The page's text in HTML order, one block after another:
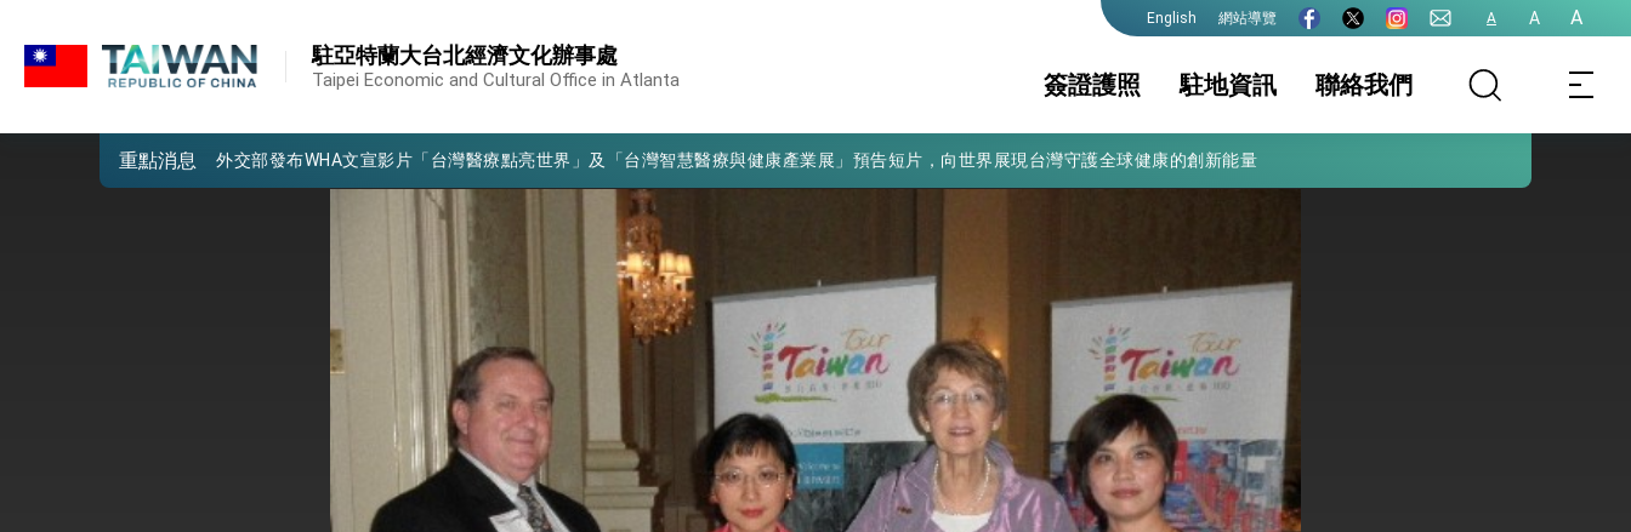
English 網站導覽 A A A
駐亞特蘭大台北經濟文化辦事處
Taipei Economic and Cultural Office in Atlanta 簽證護照
護照 簽證 文件證明
駐地資訊
簽證及入境須知 駐地基本資料
生活資訊
聯絡我們
重點消息
我國政府將在美國亞利桑納州設立「駐鳳凰城辦事處」，進一步深化台美交流合作
外交部發布WHA文宣影片「台灣醫療點亮世界」及「台灣智慧醫療與健康產業展」預告短片，向世界展現台灣守護全球健康的創新能量
總統出訪史瓦帝尼返國談話 強調臺灣人有權利走向世界 盼與理念相近國家共同維護國際秩序
堅定走向世界 賴總統抵達史瓦帝尼王國進行國是訪問
總統與五院院長新春茶敘 盼化分歧為團結、為國家邁出合作第一步
總統農曆春節談話
台美貿易協議完成簽署達成6大目標、創5大歷史性突破 總統強調將以3大面向加速臺灣經濟轉型升級 籲請立院全力支持並盡速通過
臺美簽署「對等貿易協定」確立對等關稅15%且不疊加 我輸美2072項產品豁免對等關稅
總統接受「法新社」（AFP）專訪內容